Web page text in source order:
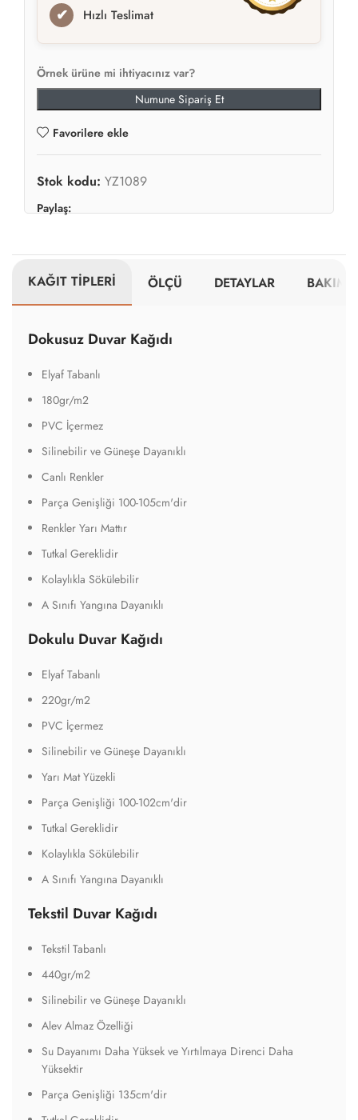
✔ Hızlı Teslimat
Örnek ürüne mi ihtiyacınız var?
Numune Sipariş Et
Favorilere ekle
Stok kodu: YZ1089
Paylaş:
KAĞIT TİPLERİ ÖLÇÜ DETAYLAR BAKIM
Dokusuz Duvar Kağıdı
Elyaf Tabanlı
180gr/m2
PVC İçermez
Silinebilir ve Güneşe Dayanıklı
Canlı Renkler
Parça Genişliği 100-105cm'dir
Renkler Yarı Mattır
Tutkal Gereklidir
Kolaylıkla Sökülebilir
A Sınıfı Yangına Dayanıklı
Dokulu Duvar Kağıdı
Elyaf Tabanlı
220gr/m2
PVC İçermez
Silinebilir ve Güneşe Dayanıklı
Yarı Mat Yüzekli
Parça Genişliği 100-102cm'dir
Tutkal Gereklidir
Kolaylıkla Sökülebilir
A Sınıfı Yangına Dayanıklı
Tekstil Duvar Kağıdı
Tekstil Tabanlı
440gr/m2
Silinebilir ve Güneşe Dayanıklı
Alev Almaz Özelliği
Su Dayanımı Daha Yüksek ve Yırtılmaya Direnci Daha
Yüksektir
Parça Genişliği 135cm'dir